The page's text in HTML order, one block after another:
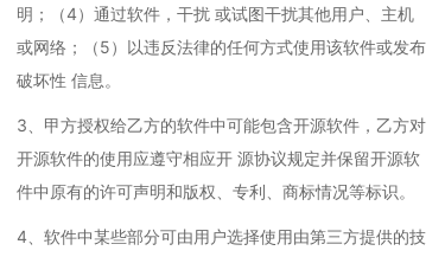
明；（4）通过软件，干扰 或试图干扰其他用户、主机
或网络；（5）以违反法律的任何方式使用该软件或发布
破坏性 信息。
3、甲方授权给乙方的软件中可能包含开源软件，乙方对
开源软件的使用应遵守相应开 源协议规定并保留开源软
件中原有的许可声明和版权、专利、商标情况等标识。
4、软件中某些部分可由用户选择使用由第三方提供的技